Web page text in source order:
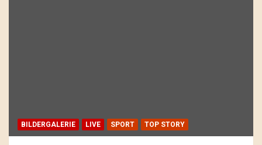
BILDERGALERIE LIVE SPORT TOP STORY